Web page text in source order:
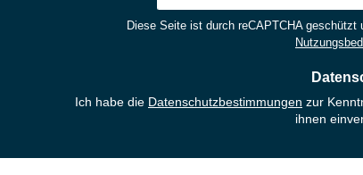
*
Diese Seite ist durch reCAPTCHA geschützt
Ich habe die Datenschutzbestimmungen zur
ihnen